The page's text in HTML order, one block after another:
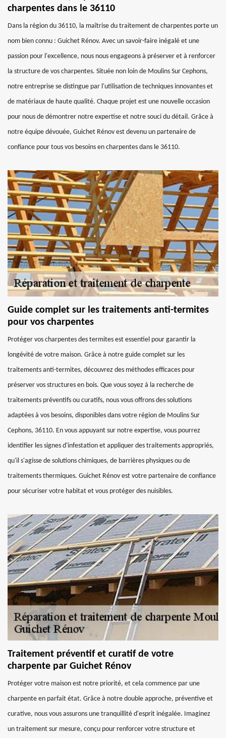
charpentes dans le 36110
Dans la région du 36110, la maîtrise du traitement de charpentes porte un
nom bien connu : Guichet Rénov. Avec un savoir-faire inégalé et une
passion pour l'excellence, nous nous engageons à préserver et à renforcer
la structure de vos charpentes. Située non loin de Moulins Sur Cephons,
notre entreprise se distingue par l'utilisation de techniques innovantes et
de matériaux de haute qualité. Chaque projet est une nouvelle occasion
pour nous de démontrer notre expertise et notre souci du détail. Grâce à
notre équipe dévouée, Guichet Rénov est devenu un partenaire de
confiance pour tous vos besoins en charpentes dans le 36110.
Guide complet sur les traitements anti-termites
pour vos charpentes
Protéger vos charpentes des termites est essentiel pour garantir la
longévité de votre maison. Grâce à notre guide complet sur les
traitements anti-termites, découvrez des méthodes efficaces pour
préserver vos structures en bois. Que vous soyez à la recherche de
traitements préventifs ou curatifs, nous vous offrons des solutions
adaptées à vos besoins, disponibles dans votre région de Moulins Sur
Cephons, 36110. En vous appuyant sur notre expertise, vous pourrez
identifier les signes d'infestation et appliquer des traitements appropriés,
qu'il s'agisse de solutions chimiques, de barrières physiques ou de
traitements thermiques. Guichet Rénov est votre partenaire de confiance
pour sécuriser votre habitat et vous protéger des nuisibles.
Traitement préventif et curatif de votre
charpente par Guichet Rénov
Protéger votre maison est notre priorité, et cela commence par une
charpente en parfait état. Grâce à notre double approche, préventive et
curative, nous vous assurons une tranquillité d'esprit inégalée. Imaginez
un traitement sur mesure, conçu pour renforcer votre structure et